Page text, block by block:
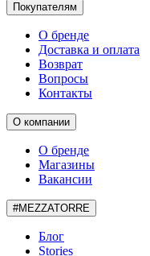
Покупателям
О бренде
Доставка и оплата
Возврат
Вопросы
Контакты
О компании
О бренде
Магазины
Вакансии
#MEZZATORRE
Блог
Stories